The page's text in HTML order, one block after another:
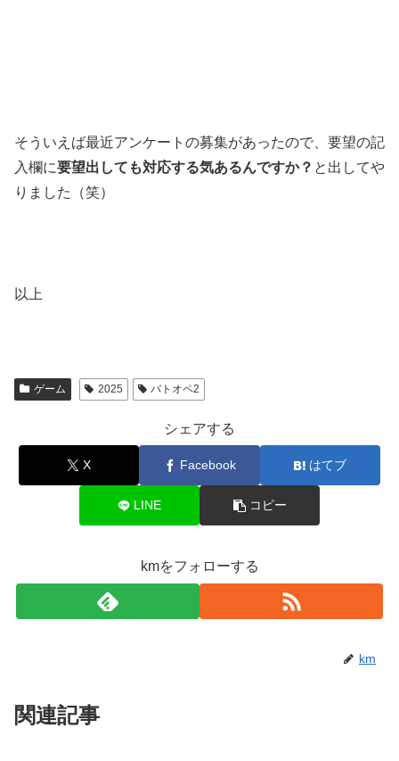
そういえば最近アンケートの募集があったので、要望の記
入欄に要望出しても対応する気あるんですか？ と出してや
りました（笑）
以上
ゲーム 2025 バトオペ2
シェアする
X Facebook はてブ
LINE コピー
kmをフォローする
km
関連記事